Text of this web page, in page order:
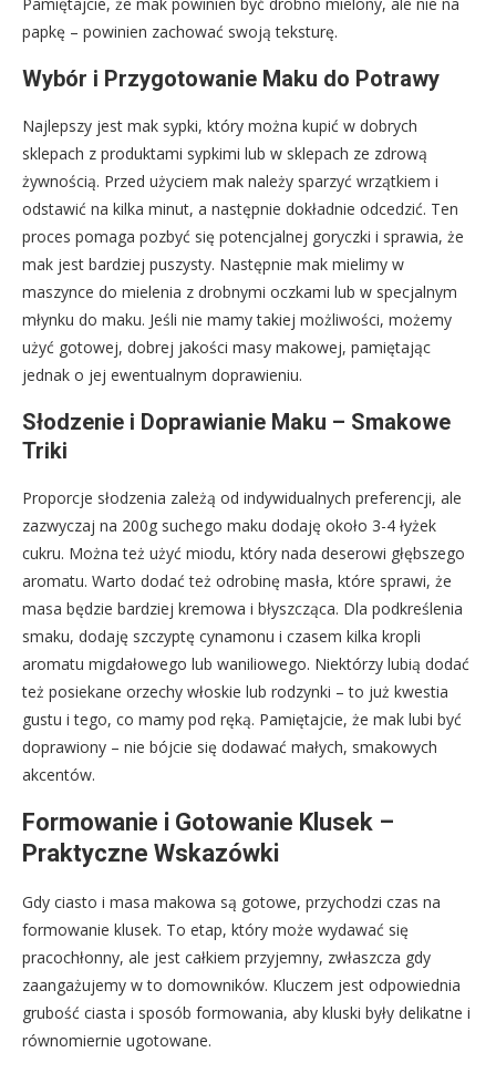
Pamiętajcie, że mak powinien być drobno mielony, ale nie na
papkę – powinien zachować swoją teksturę.
Wybór i Przygotowanie Maku do Potrawy
Najlepszy jest mak sypki, który można kupić w dobrych
sklepach z produktami sypkimi lub w sklepach ze zdrową
żywnością. Przed użyciem mak należy sparzyć wrzątkiem i
odstawić na kilka minut, a następnie dokładnie odcedzić. Ten
proces pomaga pozbyć się potencjalnej goryczki i sprawia, że
mak jest bardziej puszysty. Następnie mak mielimy w
maszynce do mielenia z drobnymi oczkami lub w specjalnym
młynku do maku. Jeśli nie mamy takiej możliwości, możemy
użyć gotowej, dobrej jakości masy makowej, pamiętając
jednak o jej ewentualnym doprawieniu.
Słodzenie i Doprawianie Maku – Smakowe
Triki
Proporcje słodzenia zależą od indywidualnych preferencji, ale
zazwyczaj na 200g suchego maku dodaję około 3-4 łyżek
cukru. Można też użyć miodu, który nada deserowi głębszego
aromatu. Warto dodać też odrobinę masła, które sprawi, że
masa będzie bardziej kremowa i błyszcząca. Dla podkreślenia
smaku, dodaję szczyptę cynamonu i czasem kilka kropli
aromatu migdałowego lub waniliowego. Niektórzy lubią dodać
też posiekane orzechy włoskie lub rodzynki – to już kwestia
gustu i tego, co mamy pod ręką. Pamiętajcie, że mak lubi być
doprawiony – nie bójcie się dodawać małych, smakowych
akcentów.
Formowanie i Gotowanie Klusek –
Praktyczne Wskazówki
Gdy ciasto i masa makowa są gotowe, przychodzi czas na
formowanie klusek. To etap, który może wydawać się
pracochłonny, ale jest całkiem przyjemny, zwłaszcza gdy
zaangażujemy w to domowników. Kluczem jest odpowiednia
grubość ciasta i sposób formowania, aby kluski były delikatne i
równomiernie ugotowane.